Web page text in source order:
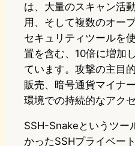
は、大量のスキャン活
用、そして複数のオー
セキュリティツールを
置を含む、10倍に増加
ています。攻撃の主目
販売、暗号通貨マイナ
環境での持続的なアク
SSH-Snakeというツー
かったSSHプライベー